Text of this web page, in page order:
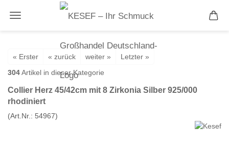
« Erster « zurück weiter »
Letzter »
304Artikel in dieser Kategorie
Collier Herz 45/42cm mit 8 Zirkonia Silber 925/000
rhodiniert
(Art.Nr.: 54967)